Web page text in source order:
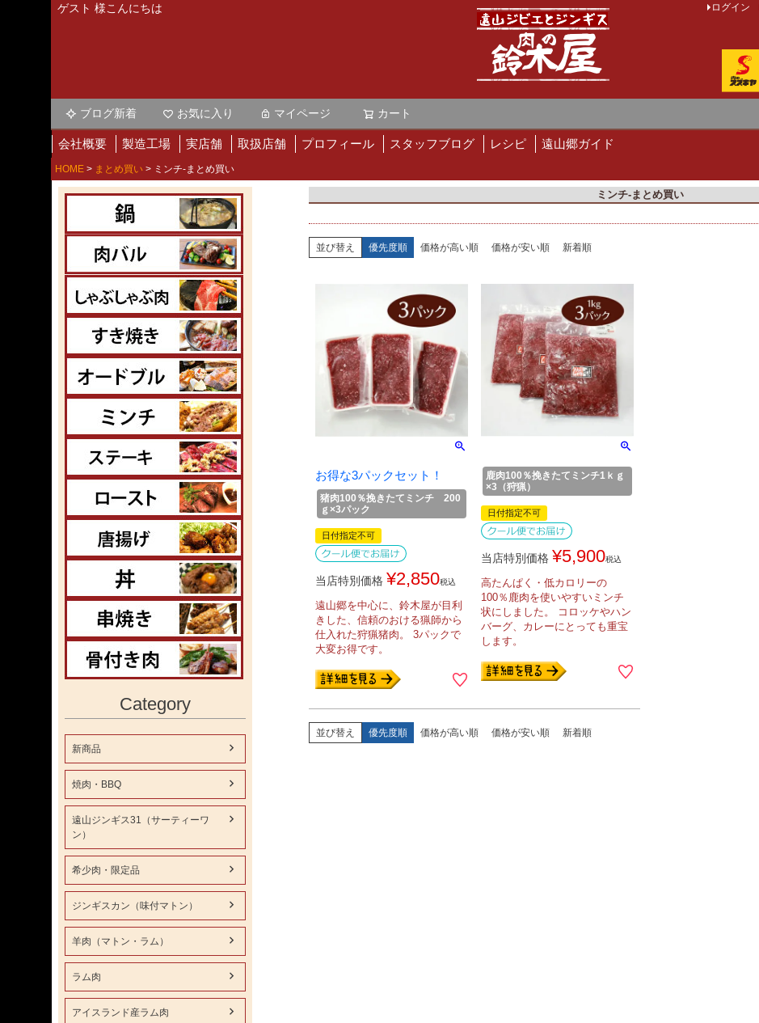
ゲスト 様こんにちは ログイン
ブログ新着 お気に入り マイページ カート
会社概要 製造工場 実店舗 取扱店舗 プロフィール スタッフブログ レシピ 遠山郷ガイド
HOME まとめ買い ミンチ-まとめ買い
Category
新商品
焼肉・BBQ
遠山ジンギス31（サーティーワ
ン）
希少肉・限定品
ジンギスカン（味付マトン）
羊肉（マトン・ラム）
ラム肉
アイスランド産ラム肉
ミンチ-まとめ買い
並び替え 優先度順 価格が高い順 価格が安い順 新着順
お得な3パックセット！
猪肉100％挽きたてミンチ 200
ｇ×3パック
日付指定不可
当店特別価格 ¥2,850税込
遠山郷を中心に、鈴木屋が目利
きした、信頼のおける猟師から
仕入れた狩猟猪肉。 3パックで
大変お得です。
鹿肉100％挽きたてミンチ1ｋｇ
×3（狩猟）
日付指定不可
当店特別価格 ¥5,900税込
高たんぱく・低カロリーの
100％鹿肉を使いやすいミンチ
状にしました。 コロッケやハン
バーグ、カレーにとっても重宝
します。
並び替え 優先度順 価格が高い順 価格が安い順 新着順